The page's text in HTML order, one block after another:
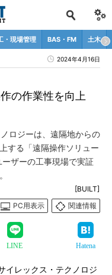
・現場管理 BAS・FM 土木
2024年4月16日
の作業性を向上
ロジーは、遠隔地からの
する「遠隔操作ソリュー
ザーの工事現場で実証
[BUILT]
PC用表示
関連情報
LINE Hatena
イレックス・テクノロジ